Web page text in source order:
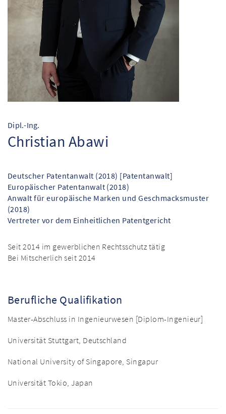
Dipl.-Ing.
Christian Abawi
Deutscher Patentanwalt (2018) [Patentanwalt]
Europäischer Patentanwalt (2018)
Anwalt für europäische Marken und Geschmacksmuster
(2018)
Vertreter vor dem Einheitlichen Patentgericht
Seit 2014 im gewerblichen Rechtsschutz tätig
Bei Mitscherlich seit 2014
Berufliche Qualifikation
Master-Abschluss in Ingenieurwesen [Diplom-Ingenieur]
Universität Stuttgart, Deutschland
National University of Singapore, Singapur
Universität Tokio, Japan